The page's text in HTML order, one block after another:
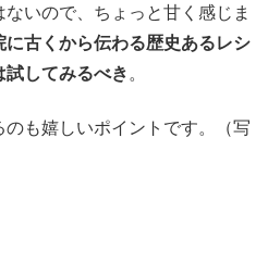
いので、ちょっと甘く感じま
に古くから伝わる歴史あるレシ
試してみるべき 。
のも嬉しいポイントです。（写